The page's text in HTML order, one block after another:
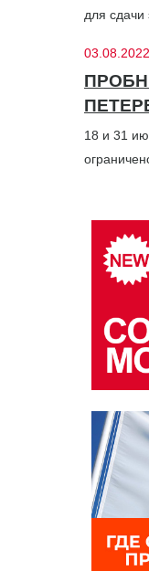
для сдачи
03.08.2022
18 и 31